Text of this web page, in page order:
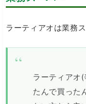
ラーティアオは業務
ラーティアオ
たんで買った